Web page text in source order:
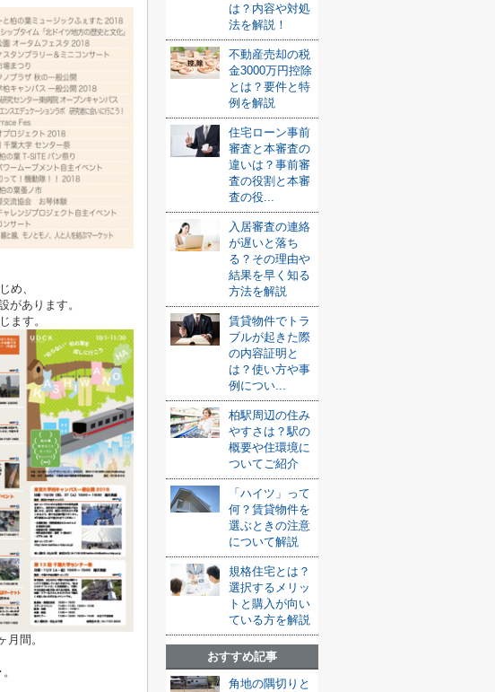
め、
があります。
ます。
間。
は？内容や対処
法を解説！
不動産売却の税
金3000万円控除
とは？要件と特
例を解説
住宅ローン事前
審査と本審査の
違いは？事前審
査の役割と本審
査の役...
入居審査の連絡
が遅いと落ち
る？その理由や
結果を早く知る
方法を解説
賃貸物件でトラ
ブルが起きた際
の内容証明と
は？使い方や事
例につい...
柏駅周辺の住み
やすさは？駅の
概要や住環境に
ついてご紹介
「ハイツ」って
何？賃貸物件を
選ぶときの注意
について解説
規格住宅とは？
選択するメリッ
トと購入が向い
ている方を解説
おすすめ記事
角地の隅切りと